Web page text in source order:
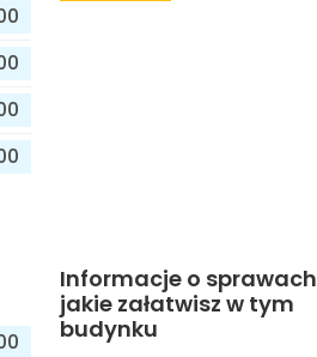
Informacje o sprawach
jakie załatwisz w tym
budynku